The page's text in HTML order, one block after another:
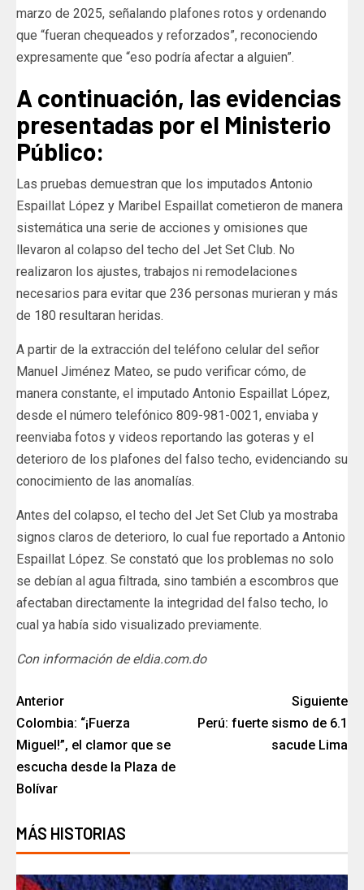
marzo de 2025, señalando plafones rotos y ordenando
que “fueran chequeados y reforzados”, reconociendo
expresamente que “eso podría afectar a alguien”.
A continuación, las evidencias
presentadas por el Ministerio
Público:
Las pruebas demuestran que los imputados Antonio
Espaillat López y Maribel Espaillat cometieron de manera
sistemática una serie de acciones y omisiones que
llevaron al colapso del techo del Jet Set Club. No
realizaron los ajustes, trabajos ni remodelaciones
necesarios para evitar que 236 personas murieran y más
de 180 resultaran heridas.
A partir de la extracción del teléfono celular del señor
Manuel Jiménez Mateo, se pudo verificar cómo, de
manera constante, el imputado Antonio Espaillat López,
desde el número telefónico 809-981-0021, enviaba y
reenviaba fotos y videos reportando las goteras y el
deterioro de los plafones del falso techo, evidenciando su
conocimiento de las anomalías.
Antes del colapso, el techo del Jet Set Club ya mostraba
signos claros de deterioro, lo cual fue reportado a Antonio
Espaillat López. Se constató que los problemas no solo
se debían al agua filtrada, sino también a escombros que
afectaban directamente la integridad del falso techo, lo
cual ya había sido visualizado previamente.
Con información de eldia.com.do
Anterior
Colombia: “¡Fuerza
Miguel!”, el clamor que se
escucha desde la Plaza de
Bolívar
Siguiente
Perú: fuerte sismo de 6.1
sacude Lima
MÁS HISTORIAS